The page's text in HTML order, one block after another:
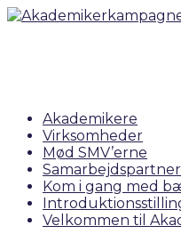
Akademikere
Virksomheder
Mød SMV’erne
Kom i gang med
Velkommen til